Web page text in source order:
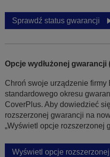
Sprawdź status gwarancji
Opcje wydłużonej gwarancji
Chroń swoje urządzenie firmy
standardowego okresu
CoverPlus. Aby dowiedzieć
rozszerzonej gwarancji na
„Wyświetl opcje rozszerzonej
Wyświetl opcje